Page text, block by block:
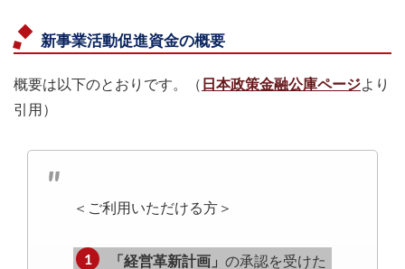
新事業活動促進資金の概要
概要は以下のとおりです。（ 日本政策金融公庫ページより
引用）
＜ご利用いただける方＞
「経営革新計画」 の承認を受けた